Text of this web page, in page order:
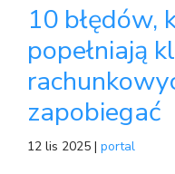
10 błędów,
popełniają
zapobiegać
12 lis 2025 | portal